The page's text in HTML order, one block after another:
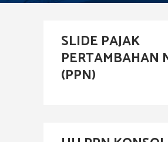
SLIDE PAJAK
PERTAMBAHAN
(PPN)